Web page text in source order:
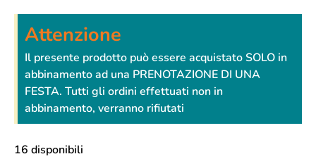
Attenzione
Il presente prodotto può essere acquistato SOLO in
abbinamento ad una PRENOTAZIONE DI UNA
FESTA. Tutti gli ordini effettuati non in
abbinamento, verranno rifiutati
16 disponibili